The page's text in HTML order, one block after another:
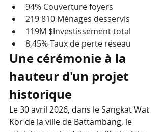
94% Couverture foyers
219 810 Ménages desservis
119M $Investissement total
8,45% Taux de perte réseau
Une cérémonie à la
hauteur d'un projet
historique
Le 30 avril 2026, dans le Sangkat Wat
Kor de la ville de Battambang, le